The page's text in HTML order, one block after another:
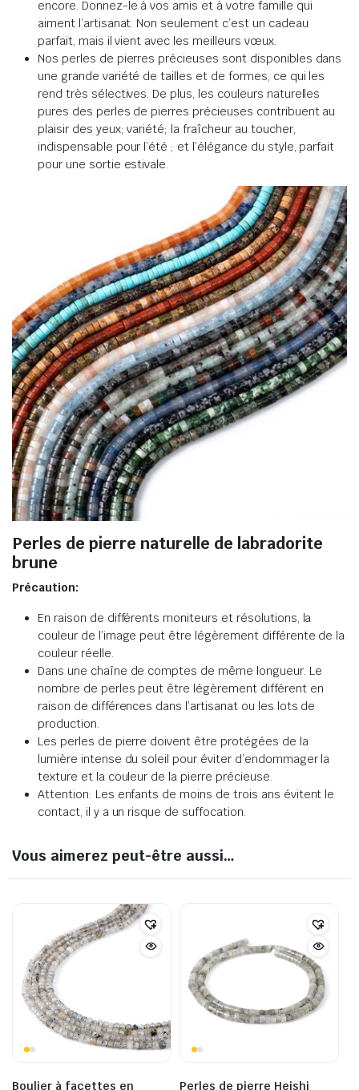
encore. Donnez-le à vos amis et à votre famille qui
aiment l’artisanat. Non seulement c’est un cadeau
parfait, mais il vient avec les meilleurs vœux.
Nos perles de pierres précieuses sont disponibles dans
une grande variété de tailles et de formes, ce qui les
rend très sélectives. De plus, les couleurs naturelles
pures des perles de pierres précieuses contribuent au
plaisir des yeux; variété; la fraîcheur au toucher,
indispensable pour l’été ; et l’élégance du style, parfait
pour une sortie estivale.
Perles de pierre naturelle de labradorite
brune
Précaution:
En raison de différents moniteurs et résolutions, la
couleur de l’image peut être légèrement différente de la
couleur réelle.
Dans une chaîne de comptes de même longueur. Le
nombre de perles peut être légèrement différent en
raison de différences dans l’artisanat ou les lots de
production.
Les perles de pierre doivent être protégées de la
lumière intense du soleil pour éviter d’endommager la
texture et la couleur de la pierre précieuse.
Attention: Les enfants de moins de trois ans évitent le
contact, il y a un risque de suffocation.
Vous aimerez peut-être aussi…
Boulier à facettes en
Perles de pierre Heishi